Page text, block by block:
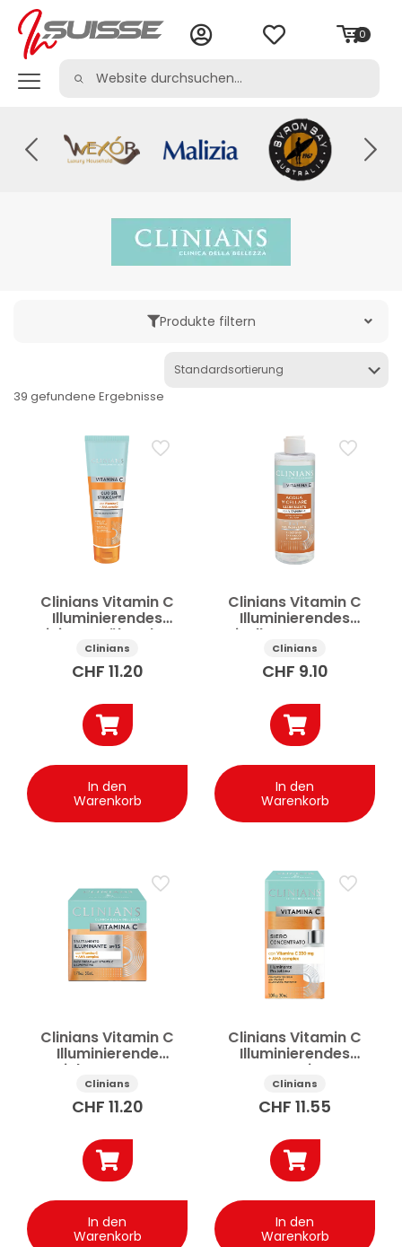
0
Produkte filtern
39 gefundene Ergebnisse
Clinians Vitamin C
Illuminierendes
Reinigungsöl-Gel AHA
Complex 125ml
Clinians
CHF 11.20
In den
Warenkorb
Clinians Vitamin C
Illuminierendes
Mizellenwasser AHA
Complex 400ml
Clinians
CHF 9.10
In den
Warenkorb
Clinians Vitamin C
Illuminierende
Gesichtscreme AHA
Complex SPF15 50ml
Clinians
CHF 11.20
In den
Warenkorb
Clinians Vitamin C
Illuminierendes
Konzentriertes
Gesichtsserum AHA
Complex 30ml
Clinians
CHF 11.55
In den
Warenkorb